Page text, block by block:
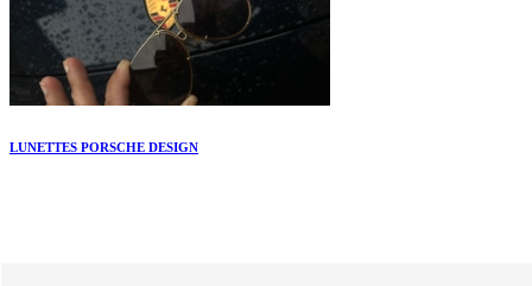
LUNETTES PORSCHE DESIGN